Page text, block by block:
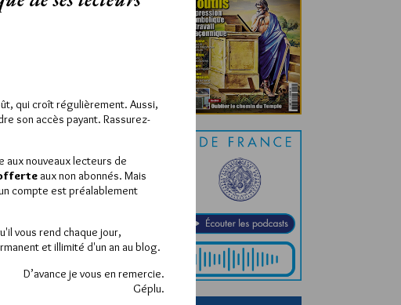
qui croît régulièrement. Aussi,
son accès payant. Rassurez-
aux nouveaux lecteurs de
aux non abonnés. Mais
compte est préalablement
vous rend chaque jour,
et illimité d'un an au blog.
D’avance je vous en remercie.
Géplu.